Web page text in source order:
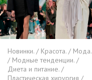
Новинки. / Красота. / Мода.
/ Модные тенденции. /
Диета и питание. /